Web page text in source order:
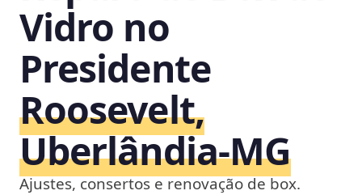
Vidro no
Presidente
Roosevelt,
Uberlândia‑MG
Ajustes, consertos e renovação de box.